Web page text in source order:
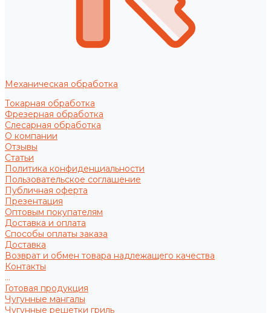
Механическая обработка
Токарная обработка
Фрезерная обработка
Слесарная обработка
О компании
Отзывы
Статьи
Политика конфиденциальности
Пользовательское соглашение
Публичная оферта
Презентация
Оптовым покупателям
Доставка и оплата
Способы оплаты заказа
Доставка
Возврат и обмен товара надлежащего качества
Контакты
...
Готовая продукция
Чугунные мангалы
Чугунные решетки гриль